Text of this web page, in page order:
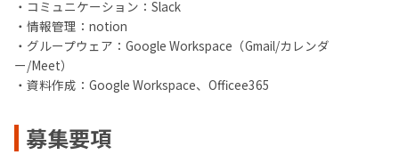
・コミュニケーション：Slack
・情報管理：notion
・グループウェア：Google Workspace（Gmail/カレンダ
ー/Meet）
・資料作成：Google Workspace、Officee365
募集要項